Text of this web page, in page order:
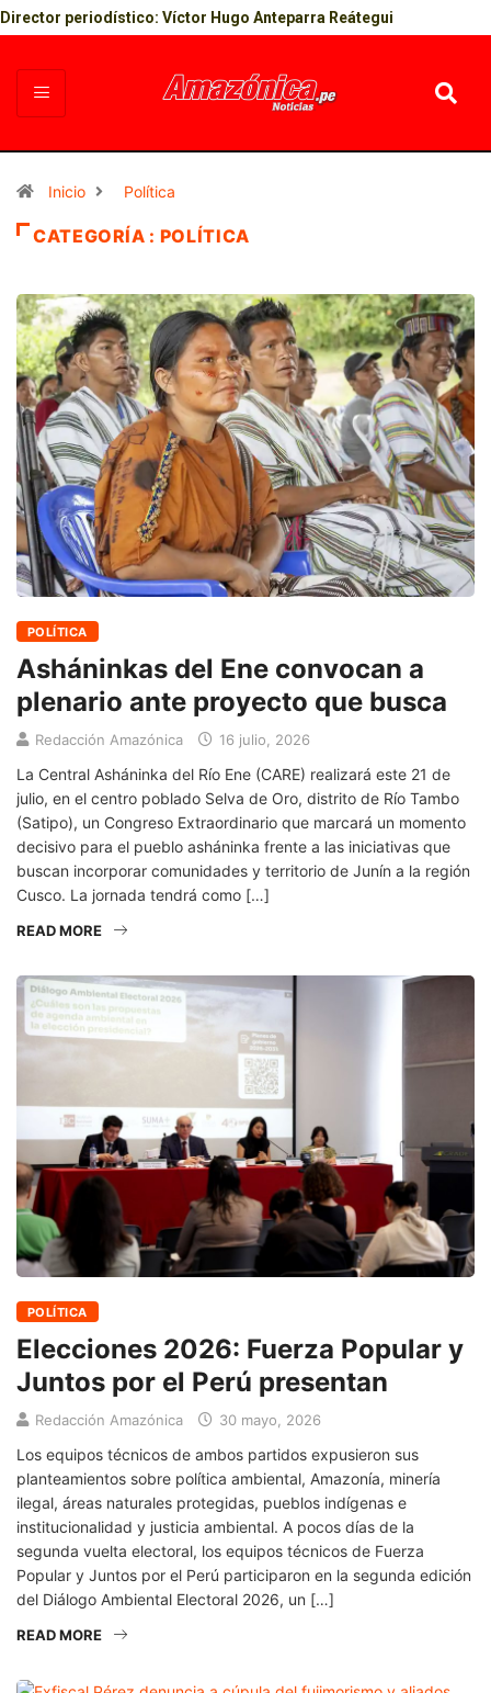
Director periodístico: Víctor Hugo Anteparra Reátegui
Inicio Política
CATEGORÍA : POLÍTICA
POLÍTICA
Asháninkas del Ene convocan a
plenario ante proyecto que busca
Redacción Amazónica 16 julio, 2026
La Central Asháninka del Río Ene (CARE) realizará este 21 de
julio, en el centro poblado Selva de Oro, distrito de Río Tambo
(Satipo), un Congreso Extraordinario que marcará un momento
decisivo para el pueblo asháninka frente a las iniciativas que
buscan incorporar comunidades y territorio de Junín a la región
Cusco. La jornada tendrá como […]
READ MORE
POLÍTICA
Elecciones 2026: Fuerza Popular y
Juntos por el Perú presentan
Redacción Amazónica 30 mayo, 2026
Los equipos técnicos de ambos partidos expusieron sus
planteamientos sobre política ambiental, Amazonía, minería
ilegal, áreas naturales protegidas, pueblos indígenas e
institucionalidad y justicia ambiental. A pocos días de la
segunda vuelta electoral, los equipos técnicos de Fuerza
Popular y Juntos por el Perú participaron en la segunda edición
del Diálogo Ambiental Electoral 2026, un […]
READ MORE